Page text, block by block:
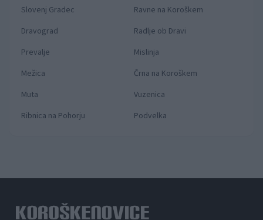
Slovenj Gradec
Ravne na Koroškem
Dravograd
Radlje ob Dravi
Prevalje
Mislinja
Mežica
Črna na Koroškem
Muta
Vuzenica
Ribnica na Pohorju
Podvelka